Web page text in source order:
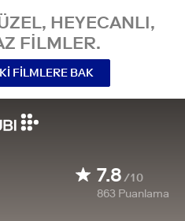
HEYECANLI,
FILMLER.
FILMLERE BAK
7.8/10
863 Puanlama